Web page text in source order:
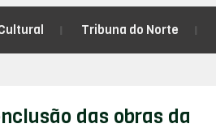
Tribuna do Norte
das obras da